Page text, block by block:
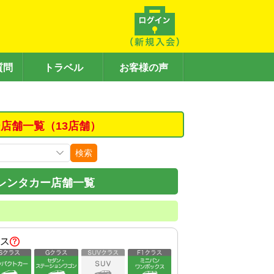
問 トラベル お客様の声
舗一覧（13店舗）
検索
ンタカー店舗一覧